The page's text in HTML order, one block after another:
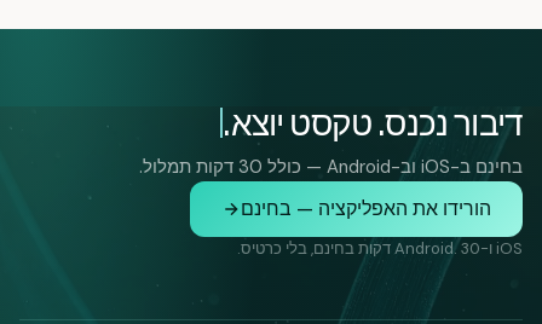
דיבור נכנס. טקסט יוצא.
בחינם ב-iOS וב-Android — כולל 30 דקות תמלול.
הורידו את האפליקציה — בחינם
iOS ו-Android. 30 דקות בחינם, בלי כרטיס.